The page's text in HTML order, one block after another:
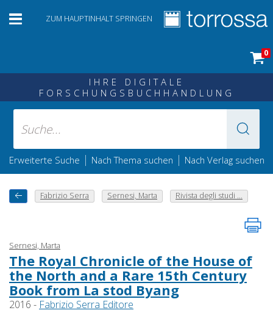
ZUM HAUPTINHALT SPRINGEN
0
IHRE DIGITALE
FORSCHUNGSBUCHHANDLUNG
Erweiterte Suche | Nach Thema suchen | Nach Verlag suchen
Fabrizio Serra Sernesi, Marta Rivista degli studi ...
Sernesi, Marta
The Royal Chronicle of the House of
the North and a Rare 15th Century
Book from La stod Byang
2016 - Fabrizio Serra Editore